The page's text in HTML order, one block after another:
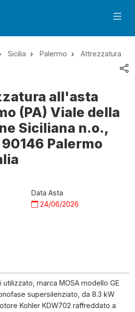
Sicilia Palermo
Attrezzatura
all'asta
(PA) Viale della
Siciliana n.o.,
Palermo
Data Asta
24/06/2026
marca MOSA modello GE
supersilenziato, da 8.3 kW
Kohler KDW702 raffreddato a